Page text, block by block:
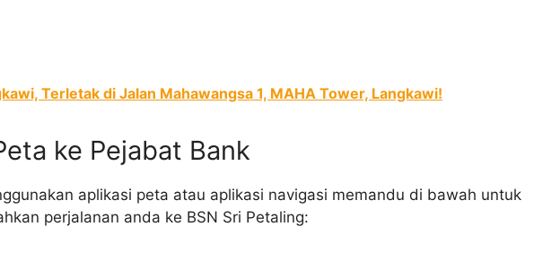
Terletak di Jalan Mahawangsa 1, MAHA Tower, Langkawi!
ke Pejabat Bank
aplikasi peta atau aplikasi navigasi memandu di bawah untuk
perjalanan anda ke BSN Sri Petaling: